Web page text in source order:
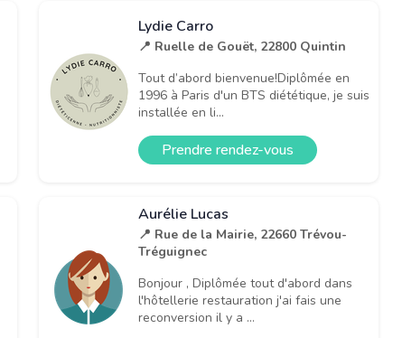
Lydie Carro
📍 Ruelle de Gouët, 22800 Quintin
Tout d’abord bienvenue!Diplômée en
1996 à Paris d'un BTS diététique, je suis
installée en li...
Prendre rendez-vous
Aurélie Lucas
📍 Rue de la Mairie, 22660 Trévou-
Tréguignec
Bonjour , Diplômée tout d'abord dans
l'hôtellerie restauration j'ai fais une
reconversion il y a ...